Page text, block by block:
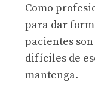
Como
para dar
pacientes
difíciles de
mantenga.